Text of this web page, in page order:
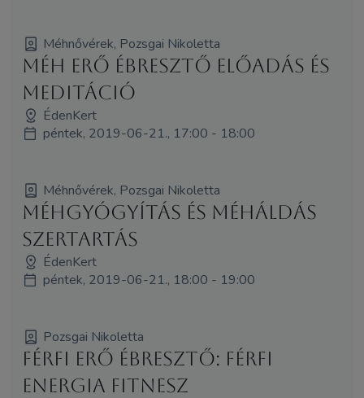
Méhnővérek, Pozsgai Nikoletta
Méh Erő Ébresztő előadás és
meditáció
ÉdenKert
péntek, 2019-06-21., 17:00 - 18:00
Méhnővérek, Pozsgai Nikoletta
Méhgyógyítás és MéhÁldás
szertartás
ÉdenKert
péntek, 2019-06-21., 18:00 - 19:00
Pozsgai Nikoletta
Férfi Erő Ébresztő: Férfi
Energia Fitnesz